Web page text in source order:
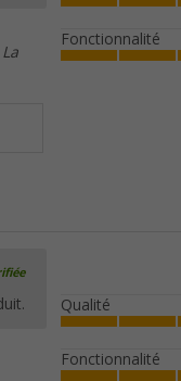
Fonctionnalité
Qualité
Fonctionnalité